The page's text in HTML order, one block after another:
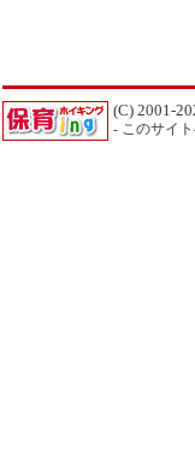
(C) 2001-
- このサイ